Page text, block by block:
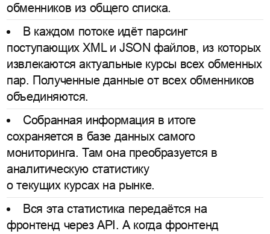
обменников из общего списка.
В каждом потоке идёт парсинг
поступающих XML и JSON файлов, из которых
извлекаются актуальные курсы всех обменных
пар. Полученные данные от всех обменников
объединяются.
Собранная информация в итоге
сохраняется в базе данных самого
мониторинга. Там она преобразуется в
аналитическую статистику
о текущих курсах на рынке.
Вся эта статистика передаётся на
фронтенд через API. А когда фронтенд